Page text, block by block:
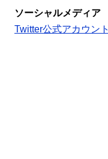
ソーシャルメディア
Twitter公式アカウント